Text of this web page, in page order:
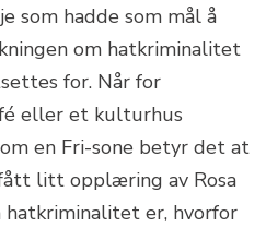
som hadde som mål å
om hatkriminalitet
for. Når for
eller et kulturhus
en Fri-sone betyr det at
litt opplæring av Rosa
hatkriminalitet er, hvorfor